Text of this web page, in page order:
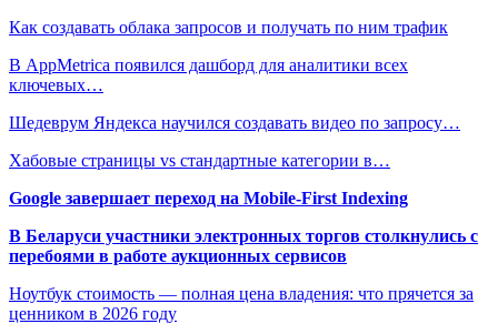
Как создавать облака запросов и получать по ним трафик
В AppMetrica появился дашборд для аналитики всех
ключевых…
Шедеврум Яндекса научился создавать видео по запросу…
Хабовые страницы vs стандартные категории в…
Google завершает переход на Mobile-First Indexing
В Беларуси участники электронных торгов столкнулись с
перебоями в работе аукционных сервисов
Ноутбук стоимость — полная цена владения: что прячется за
ценником в 2026 году